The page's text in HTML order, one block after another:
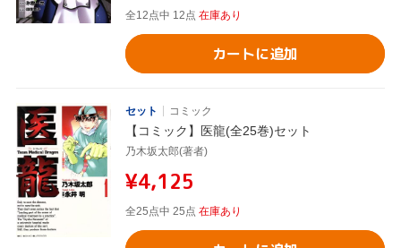
全12点中 12点 在庫あり
カートに追加
セット コミック
【コミック】医龍(全25巻)セット
乃木坂太郎(著者)
¥4,125
全25点中 25点 在庫あり